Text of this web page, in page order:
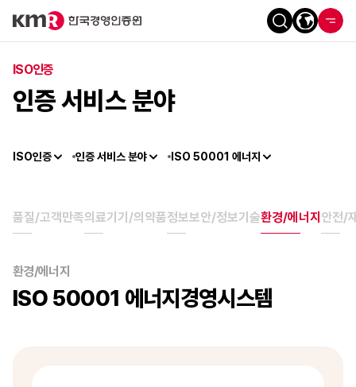
ISO인증
인증 서비스 분야
ISO인증 인증 서비스 분야 ISO 50001 에너지
품질/고객만족의료기기/의약품정보보안/정보기술환경/에너지 안전/
환경/에너지
ISO 50001 에너지경영시스템